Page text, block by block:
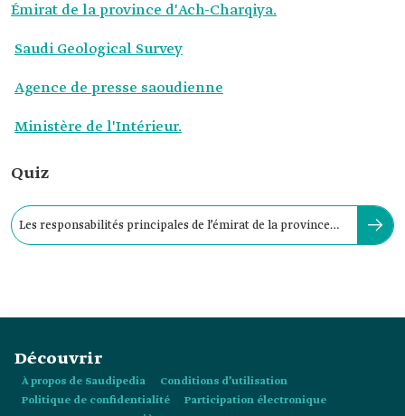
Émirat de la province d'Ach-Charqiya.
Saudi Geological Survey
Agence de presse saoudienne
Ministère de l'Intérieur.
Quiz
Les responsabilités principales de l’émirat de la province
Découvrir
À propos de Saudipedia
Conditions d’utilisation
Politique de confidentialité
Participation électronique